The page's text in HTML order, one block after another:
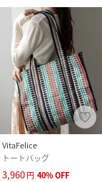
VitaFelice
トートバッグ
3,960円 40%OFF